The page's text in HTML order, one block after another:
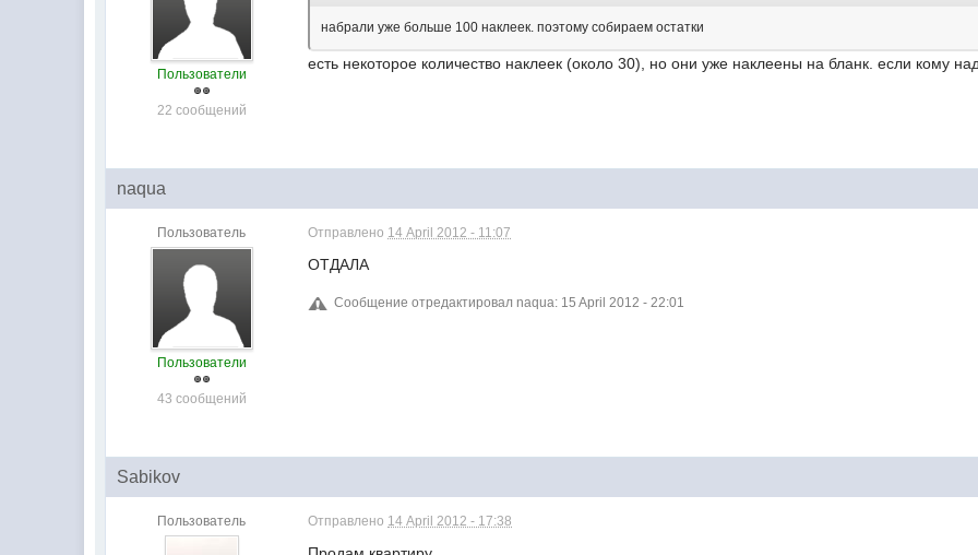
Пользователи
22 сообщений
набрали уже больше 100 наклеек. поэтому собираем остатки
есть некоторое количество наклеек (около 30), но они уже наклеены на бланк. если кому
naqua
Пользователь
Пользователи
43 сообщений
Отправлено 14 April 2012 - 11:07
ОТДАЛА
Сообщение отредактировал naqua: 15 April 2012 - 22:01
Sabikov
Пользователь Отправлено 14 April 2012 - 17:38